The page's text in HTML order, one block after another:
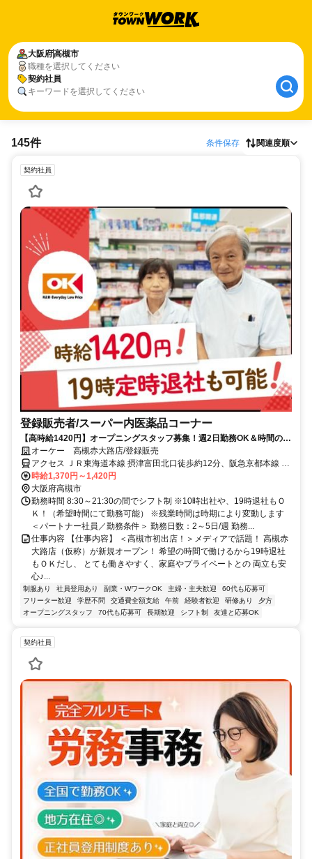
大阪府高槻市
職種を選択してください
契約社員
キーワードを選択してください
145件 条件保存 関連度順
契約社員
登録販売者/スーパー内医薬品コーナー
【高時給1420円】オープニングスタッフ募集！週2日勤務OK＆時間の希
望もＯＫ／登録販売者の資格を活かして働けます◎
オーケー 高槻赤大路店/登録販売
アクセス ＪＲ東海道本線 摂津富田北口徒歩約12分、阪急京都本線 富
田（大阪府）北出口徒歩約13分、阪急京都本線 総持寺西口徒歩約16
分
時給1,370円～1,420円
大阪府高槻市
勤務時間 8:30～21:30の間でシフト制 ※10時出社や、19時退社もＯ
Ｋ！（希望時間にて勤務可能） ※残業時間は時期により変動します
＜パートナー社員／勤務条件＞ 勤務日数：2～5日/週 勤務...
仕事内容 【仕事内容】 ＜高槻市初出店！＞メディアで話題！ 高槻赤
大路店（仮称）が新規オープン！ 希望の時間で働けるから19時退社
もＯＫだし、 とても働きやすく、家庭やプライベートとの 両立も安
心♪...
制服あり 社員登用あり 副業・WワークOK 主婦・主夫歓迎
60代も応募可
フリーター歓迎
学歴不問 交通費全額支給 午前 経験者歓迎 研修あり
夕方
オープニングスタッフ
70代も応募可 長期歓迎 シフト制 友達と応募OK
契約社員